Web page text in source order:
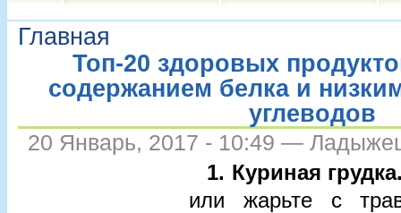
Главная
Топ-20 здоровых
содержанием белка и
углеводов
20 Январь, 2017 - 10:49 —
1. Куриная
или жарьте с